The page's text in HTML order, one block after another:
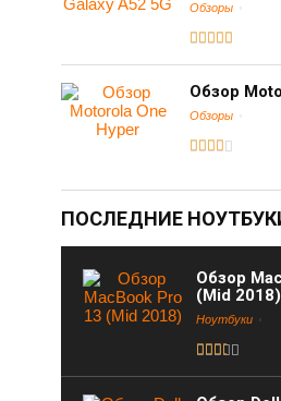
Обзоры
Обзор
Обзоры
ПОСЛЕДНИЕ
Обзор
(Mid 2018)
Ноутбуки